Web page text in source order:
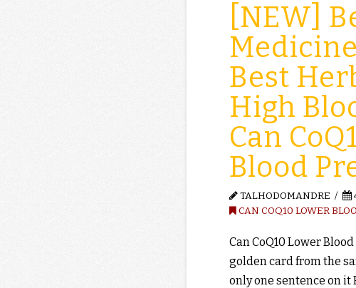
[NEW]
Best
High
Can
Blood
TALHODOMANDRE
CAN COQ10 LOWER
Can CoQ10 Lower
golden card from the
only one sentence on it